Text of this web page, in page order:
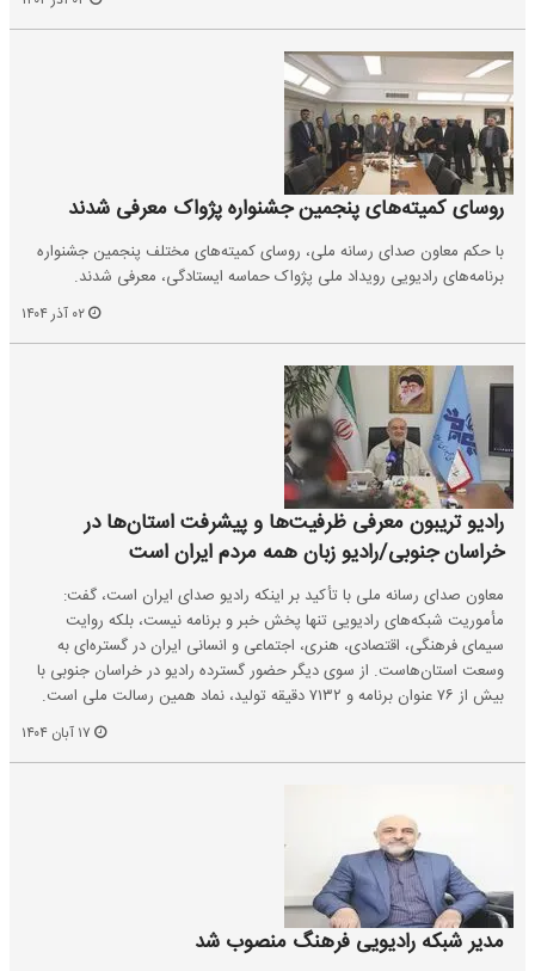
روسای کمیته‌های پنجمین جشنواره پژواک معرفی شدند
با حکم معاون صدای رسانه ملی، روسای کمیته‌های مختلف پنجمین جشنواره
برنامه‌های رادیویی رویداد ملی پژواک حماسه ایستادگی، معرفی شدند.
رادیو تریبون معرفی ظرفیت‌ها و پیشرفت استان‌ها در
خراسان جنوبی/رادیو زبان همه مردم ایران است
معاون صدای رسانه ملی با تأکید بر اینکه رادیو صدای ایران است، گفت:
مأموریت شبکه‌های رادیویی تنها پخش خبر و برنامه نیست، بلکه روایت
سیمای فرهنگی، اقتصادی، هنری، اجتماعی و انسانی ایران در گستره‌ای به
وسعت استان‌هاست. از سوی دیگر حضور گسترده رادیو در خراسان جنوبی با
بیش از ۷۶ عنوان برنامه و ۷۱۳۲ دقیقه تولید، نماد همین رسالت ملی است.
مدیر شبکه رادیویی فرهنگ منصوب شد